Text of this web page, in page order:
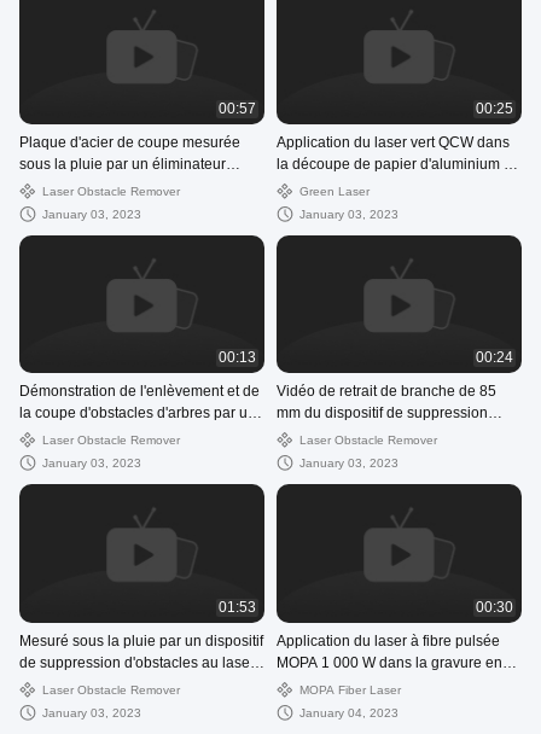
00:57
Plaque d'acier de coupe mesurée
sous la pluie par un éliminateur
d'obstacles laser
Laser Obstacle Remover
January 03, 2023
00:25
Application du laser vert QCW dans
la découpe de papier d'aluminium de
matériau d'électrode de batterie au
lithium
Green Laser
January 03, 2023
00:13
Démonstration de l'enlèvement et de
la coupe d'obstacles d'arbres par un
éliminateur d'obstacles au laser
Laser Obstacle Remover
January 03, 2023
00:24
Vidéo de retrait de branche de 85
mm du dispositif de suppression
d'obstacles au laser
Laser Obstacle Remover
January 03, 2023
01:53
Mesuré sous la pluie par un dispositif
de suppression d'obstacles au laser :
une plaque d'acier de 1,4 MM s'est
brisée en 16 s
Laser Obstacle Remover
January 03, 2023
00:30
Application du laser à fibre pulsée
MOPA 1 000 W dans la gravure en
profondeur d'une voiture en silicium
à matériau semi-conducteur
MOPA Fiber Laser
January 04, 2023